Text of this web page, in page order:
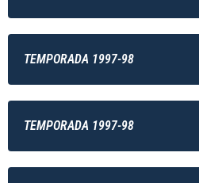
TEMPORADA 1997-98
TEMPORADA 1997-98